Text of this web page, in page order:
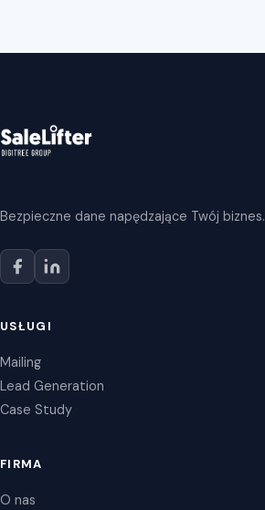
Bezpieczne dane napędzające Twój biznes.
USŁUGI
Mailing
Lead Generation
Case Study
FIRMA
O nas